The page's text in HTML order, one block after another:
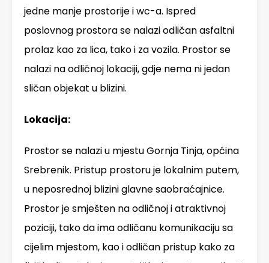
jedne manje prostorije i wc-a. Ispred
poslovnog prostora se nalazi odličan asfaltni
prolaz kao za lica, tako i za vozila. Prostor se
nalazi na odličnoj lokaciji, gdje nema ni jedan
sličan objekat u blizini.
Lokacija:
Prostor se nalazi u mjestu Gornja Tinja, općina
Srebrenik. Pristup prostoru je lokalnim putem,
u neposrednoj blizini glavne saobraćajnice.
Prostor je smješten na odličnoj i atraktivnoj
poziciji, tako da ima odličanu komunikaciju sa
cijelim mjestom, kao i odličan pristup kako za